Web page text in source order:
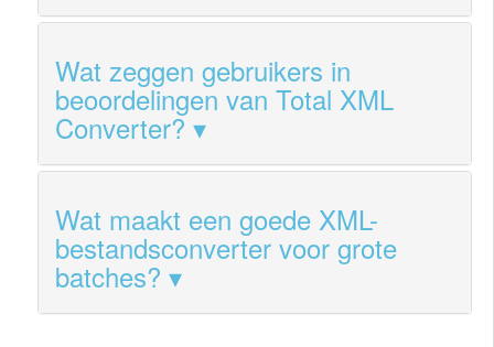
Wat zeggen gebruikers in
beoordelingen van Total XML
Converter?
Wat maakt een goede XML-
bestandsconverter voor grote
batches?